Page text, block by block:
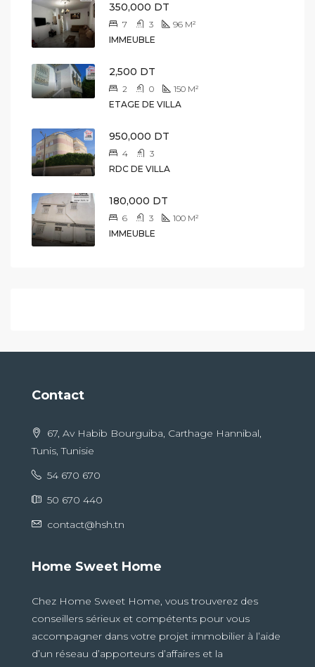
350,000 DT
7 3 96 M²
IMMEUBLE
2,500 DT
2 0 150 M²
ETAGE DE VILLA
950,000 DT
4
3
RDC DE VILLA
180,000 DT
6 3 100 M²
IMMEUBLE
Contact
67, Av Habib Bourguiba, Carthage Hannibal,
Tunis, Tunisie
54 670 670
50 670 440
contact@hsh.tn
Home Sweet Home
Chez Home Sweet Home, vous trouverez des
conseillers sérieux et compétents pour vous
accompagner dans votre projet immobilier à l’aide
d’un réseau d’apporteurs d’affaires et la